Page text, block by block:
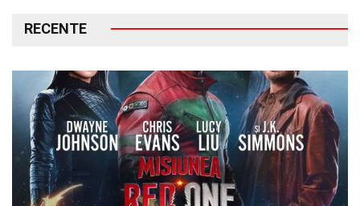
RECENTE